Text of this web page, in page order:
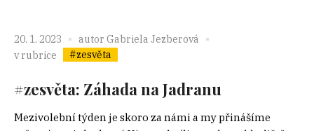
20. 1. 2023 autor Gabriela Jezberová
v rubrice
#zesvěta
#zesvěta: Záhada na Jadranu
Mezivolební týden je skoro za námi a my přinášíme